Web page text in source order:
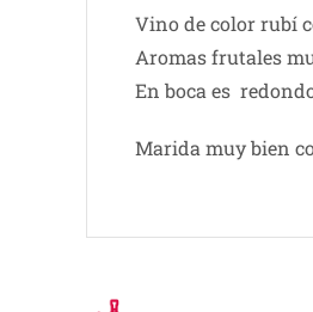
Vino de color rubí
Aromas frutales
En boca es
Marida muy bien